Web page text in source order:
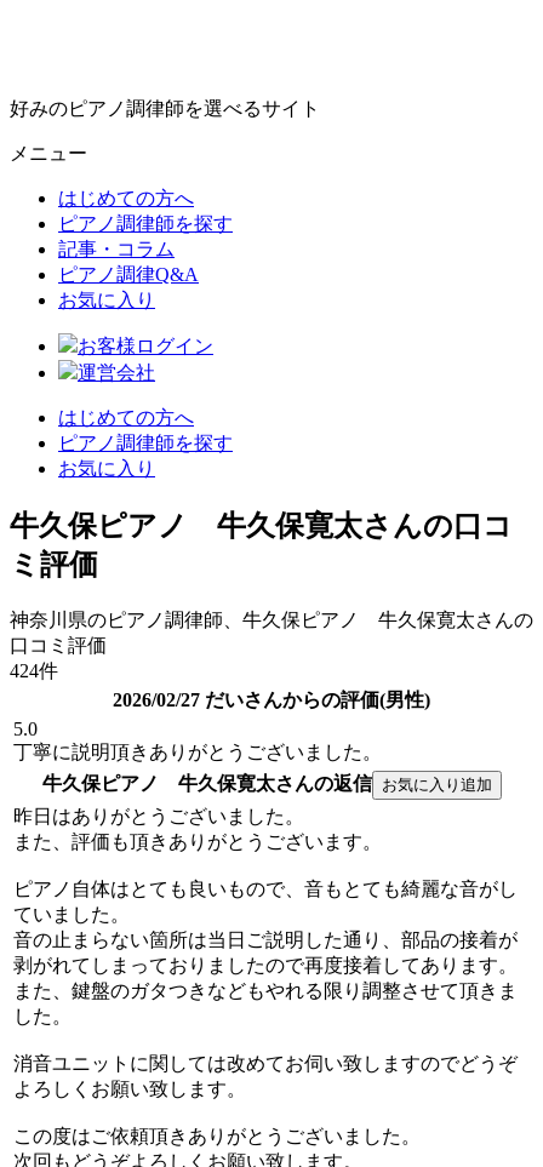
好みのピアノ調律師を選べるサイト
メニュー
はじめての方へ
ピアノ調律師を探す
記事・コラム
ピアノ調律Q&A
お気に入り
お客様ログイン
運営会社
はじめての方へ
ピアノ調律師を探す
お気に入り
牛久保ピアノ 牛久保寛太さんの口コ
ミ評価
神奈川県のピアノ調律師、牛久保ピアノ 牛久保寛太さんの
口コミ評価
424件
2026/02/27 だいさんからの評価(男性)
5.0
丁寧に説明頂きありがとうございました。
牛久保ピアノ 牛久保寛太さんの返信
昨日はありがとうございました。
また、評価も頂きありがとうございます。
ピアノ自体はとても良いもので、音もとても綺麗な音がし
ていました。
音の止まらない箇所は当日ご説明した通り、部品の接着が
剥がれてしまっておりましたので再度接着してあります。
また、鍵盤のガタつきなどもやれる限り調整させて頂きま
した。
消音ユニットに関しては改めてお伺い致しますのでどうぞ
よろしくお願い致します。
この度はご依頼頂きありがとうございました。
次回もどうぞよろしくお願い致します。